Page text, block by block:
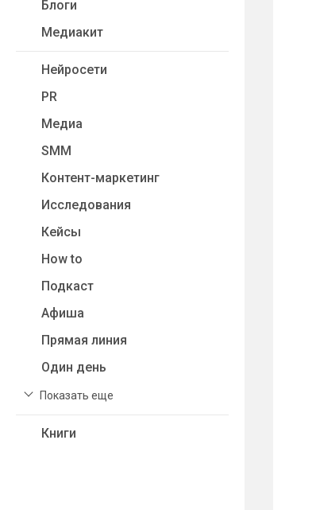
Блоги
Медиакит
Нейросети
PR
Медиа
SMM
Контент-маркетинг
Исследования
Кейсы
How to
Подкаст
Афиша
Прямая линия
Один день
Показать еще
Книги